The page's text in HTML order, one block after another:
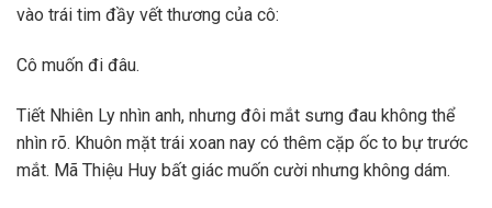
vào trái tim đầy vết thương của cô:
Cô muốn đi đâu.
Tiết Nhiên Ly nhìn anh, nhưng đôi mắt sưng đau không thể
nhìn rõ. Khuôn mặt trái xoan nay có thêm cặp ốc to bự trước
mắt. Mã Thiệu Huy bất giác muốn cười nhưng không dám.